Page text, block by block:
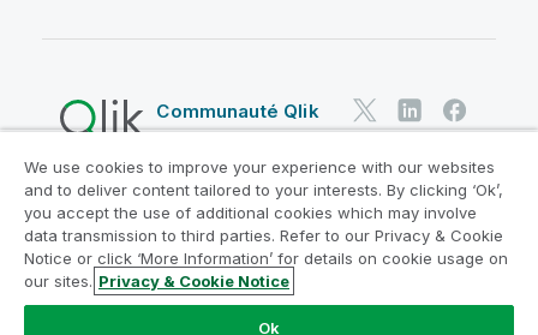
Communauté Qlik
Contrats juridiques
Conditions d'utilisation des produits
Legal Policies
Conditions légales
Conditions d'utilisation
Marques
Do Not Share My Info
We use cookies to improve your experience with our websites
and to deliver content tailored to your interests. By clicking ‘Ok’,
you accept the use of additional cookies which may involve
data transmission to third parties. Refer to our Privacy & Cookie
Notice or click ‘More Information’ for details on cookie usage on
our sites. Privacy & Cookie Notice
Ok